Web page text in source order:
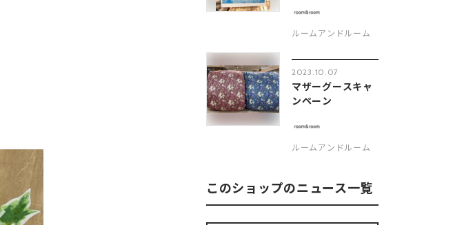
ルームアンドルーム
2023.10.07
マザーグースキャ
ンペーン
ルームアンドルーム
このショップのニュース一覧